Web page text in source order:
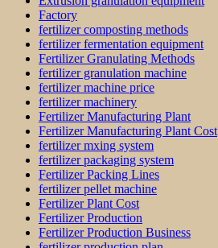
Factory
fertilizer composting methods
fertilizer fermentation equipment
Fertilizer Granulating Methods
fertilizer granulation machine
fertilizer machine price
fertilizer machinery
Fertilizer Manufacturing Plant
Fertilizer Manufacturing Plant Cost
fertilizer mxing system
fertilizer packaging system
Fertilizer Packing Lines
fertilizer pellet machine
Fertilizer Plant Cost
Fertilizer Production
Fertilizer Production Business